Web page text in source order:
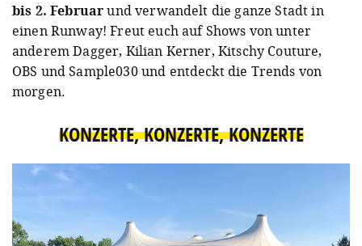
bis 2. Februarund verwandelt die ganze Stadt in
einen Runway! Freut euch auf Shows von unter
anderem Dagger, Kilian Kerner, Kitschy Couture,
OBS und Sample030 und entdeckt die Trends von
morgen.
KONZERTE, KONZERTE, KONZERTE